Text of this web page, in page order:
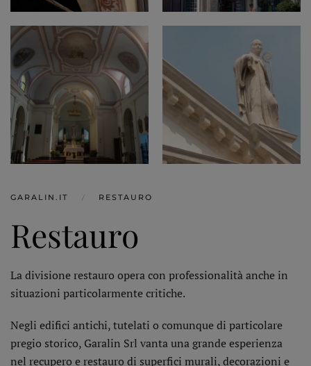
+ +
GARALIN.IT RESTAURO
Restauro
La divisione restauro opera con professionalità anche in
situazioni particolarmente critiche.
Negli edifici antichi, tutelati o comunque di particolare
pregio storico, Garalin Srl vanta una grande esperienza
nel recupero e restauro di superfici murali, decorazioni e